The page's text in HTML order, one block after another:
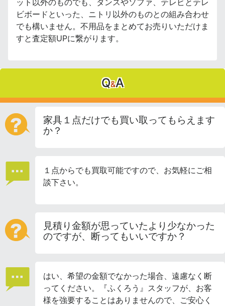
ット以外のものでも、タンスやソファ、テレビとテレ
ビボードといった、ニトリ以外のものとの組み合わせ
でも構いません。不用品をまとめてお売りいただけま
すと査定額UPに繋がります。
Q&A
家具１点だけでも買い取ってもらえます
か？
１点からでも買取可能ですので、お気軽にご相
談下さい。
見積り金額が思っていたより少なかった
のですが、断ってもいいですか？
はい、希望の金額でなかった場合、遠慮なく断
ってください。『ふくろう』スタッフが、お客
様を強要することはありませんので、ご安心く